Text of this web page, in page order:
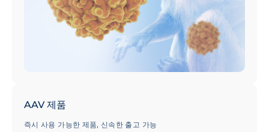
AAV 제품
즉시 사용 가능한 제품, 신속한 출고 가능